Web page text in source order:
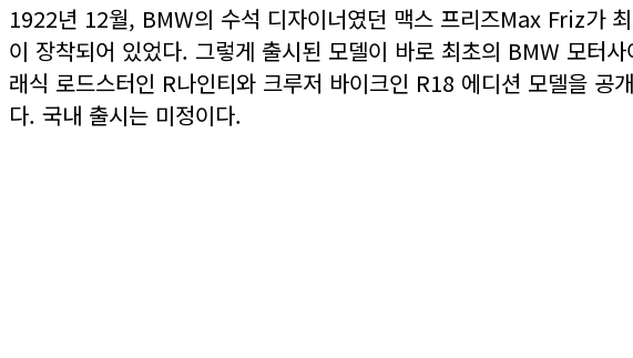
1922년 12월, BMW의 수석 디자이너였던 맥스 프리즈Max Friz가
이 장착되어 있었다. 그렇게 출시된 모델이 바로 최초의 BMW 모터
래식 로드스터인 R나인티와 크루저 바이크인 R18 에디션 모델을
다. 국내 출시는 미정이다.